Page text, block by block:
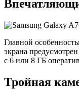
Главной
экрана
с 6 или 8 ГБ
Тройная